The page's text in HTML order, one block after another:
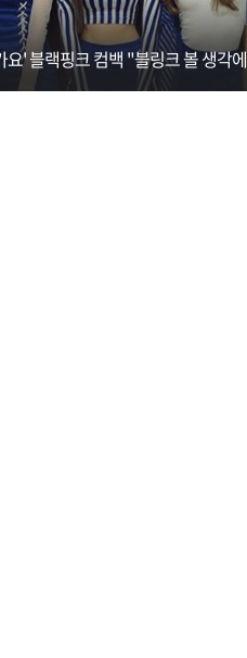
요' 블랙핑크 컴백 "블링크 볼 생각